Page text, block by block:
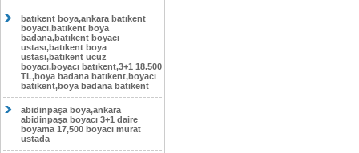
batıkent boya,ankara batıkent
boyacı,batıkent boya
badana,batıkent boyacı
ustası,batıkent boya
ustası,batıkent ucuz
boyacı,boyacı batıkent,3+1 18.500
TL,boya badana batıkent,boyacı
batıkent,boya badana batıkent
abidinpaşa boya,ankara
abidinpaşa boyacı 3+1 daire
boyama 17,500 boyacı murat
ustada